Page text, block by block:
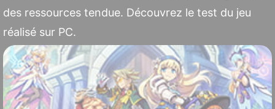
des ressources tendue. Découvrez le test du jeu
réalisé sur PC.